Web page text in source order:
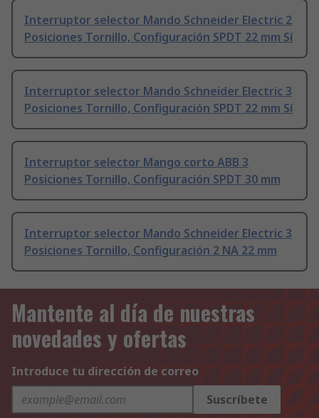
Interruptor selector Mando Schneider Electric 2
Posiciones Tornillo, Configuración SPDT 22 mm Sí
Interruptor selector Mando Schneider Electric 3
Posiciones Tornillo, Configuración SPDT 22 mm Sí
Interruptor selector Mango corto ABB 3
Posiciones Tornillo, Configuración SPDT 30 mm
Interruptor selector Mando Schneider Electric 3
Posiciones Tornillo, Configuración 2 NA 22 mm
Mantente al día de nuestras
novedades y ofertas
Introduce tu dirección de correo
Suscríbete